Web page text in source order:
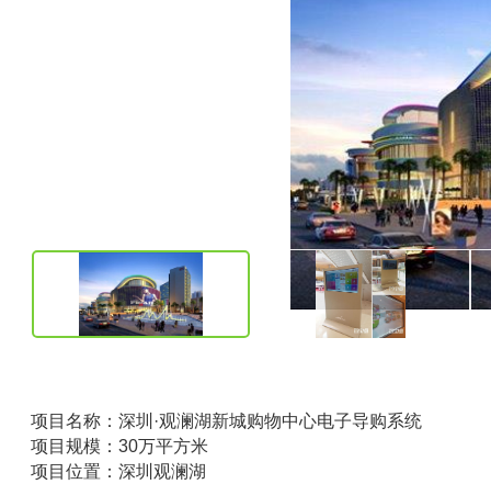
项目名称：深圳·观澜湖新城购物中心电子导购系统
项目规模：30万平方米
项目位置：深圳观澜湖